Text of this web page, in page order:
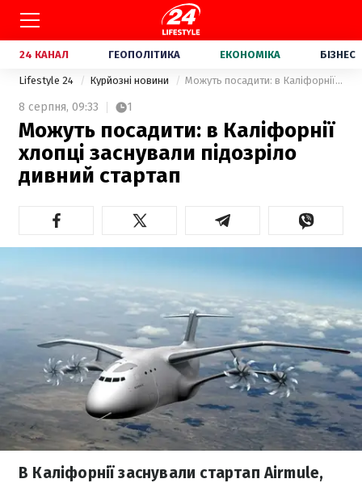
24 КАНАЛ ГЕОПОЛІТИКА ЕКОНОМІКА БІЗНЕС
Lifestyle 24 Курйозні новини Можуть посадити: в Каліфорнії хлопці заснували підозріло дивний стартап
8 серпня, 09:33 1
Можуть посадити: в Каліфорнії
хлопці заснували підозріло
дивний стартап
В Каліфорнії заснували стартап Airmule,